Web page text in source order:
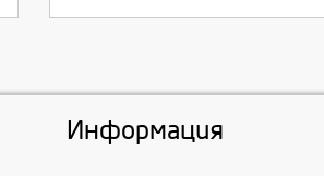
Информация